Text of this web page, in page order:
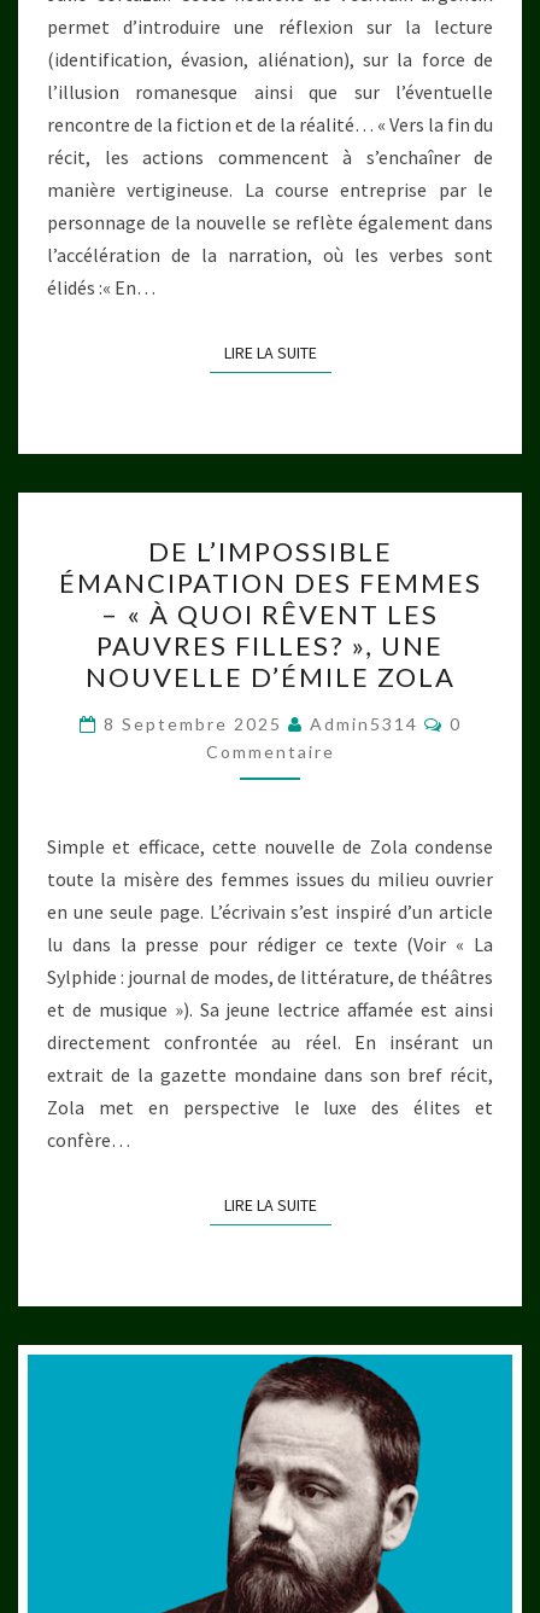
permet d’introduire une réflexion sur la lecture
(identification, évasion, aliénation), sur la force de
l’illusion romanesque ainsi que sur l’éventuelle
rencontre de la fiction et de la réalité… « Vers la fin du
récit, les actions commencent à s’enchaîner de
manière vertigineuse. La course entreprise par le
personnage de la nouvelle se reflète également dans
l’accélération de la narration, où les verbes sont
élidés :« En…
LIRE LA SUITELIRE LA SUITE
L’IMPOSSIBLE
ÉMANCIPATION
DES
FEMMES
–
« À
QUOI
RÊVENT
PAUVRES
FILLES? »,
UNE
NOUVELLE
D’ÉMILE
ZOLA
DE L’IMPOSSIBLE
ÉMANCIPATION DES FEMMES
– « À QUOI RÊVENT LES
PAUVRES FILLES? », UNE
NOUVELLE D’ÉMILE ZOLA
8 Septembre 2025 Admin5314
0
Commentaire
Simple et efficace, cette nouvelle de Zola condense
toute la misère des femmes issues du milieu ouvrier
en une seule page. L’écrivain s’est inspiré d’un article
lu dans la presse pour rédiger ce texte (Voir « La
Sylphide : journal de modes, de littérature, de théâtres
et de musique »). Sa jeune lectrice affamée est ainsi
directement confrontée au réel. En insérant un
extrait de la gazette mondaine dans son bref récit,
Zola met en perspective le luxe des élites et
confère…
LIRE LA SUITELIRE LA SUITE